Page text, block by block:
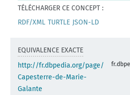
TÉLÉCHARGER CE CONCEPT :
RDF/XML TURTLE JSON-LD
EQUIVALENCE EXACTE
http://fr.dbpedia.org/page/
Capesterre-de-Marie-
Galante